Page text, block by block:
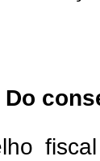
Do